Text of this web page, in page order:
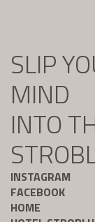
SLIP
MIND
INTO
INSTAGRAM
FACEBOOK
HOME